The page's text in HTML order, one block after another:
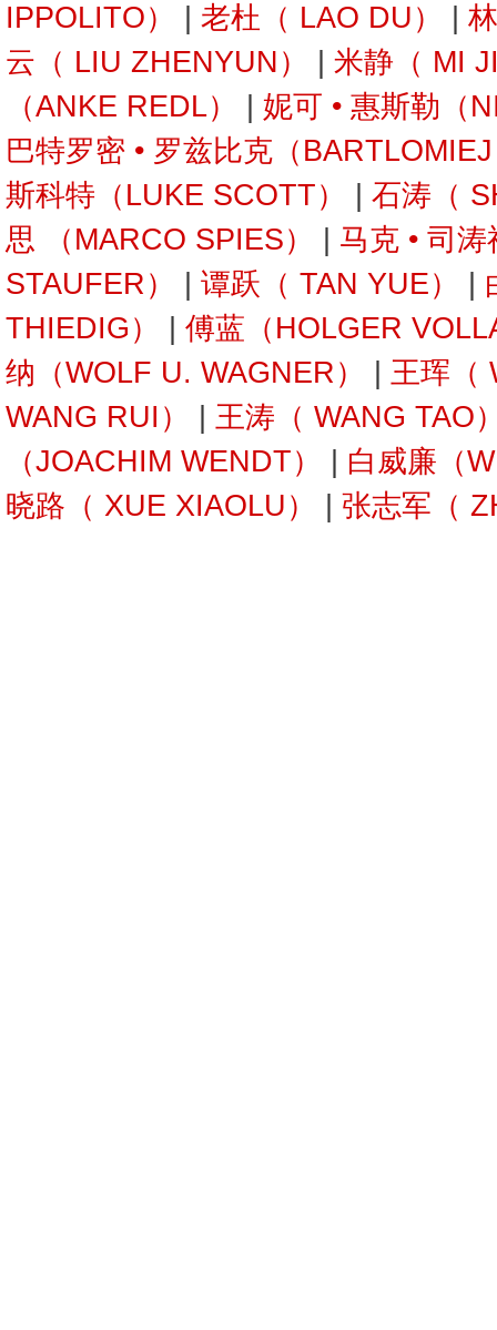
IPPOLITO）
老杜（ LAO DU）
云（ LIU ZHENYUN）
米静（ MI
（ANKE REDL）
妮可 • 惠斯勒（
巴特罗密 • 罗兹比克（
斯科特（LUKE SCOTT）
石涛（
思 （MARCO SPIES）
马克 • 司
STAUFER）
谭跃（ TAN YUE）
THIEDIG）
傅蓝（HOLGER
纳（WOLF U. WAGNER）
王珲（
WANG RUI）
王涛（ WANG TAO
（JOACHIM WENDT）
白威廉（
晓路（ XUE XIAOLU）
张志军（